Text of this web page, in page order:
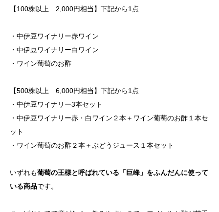
【100株以上 2,000円相当】下記から1点
・中伊豆ワイナリー赤ワイン
・中伊豆ワイナリー白ワイン
・ワイン葡萄のお酢
【500株以上 6,000円相当】下記から1点
・中伊豆ワイナリー3本セット
・中伊豆ワイナリー赤・白ワイン２本＋ワイン葡萄のお酢１本セ
ット
・ワイン葡萄のお酢２本＋ぶどうジュース１本セット
いずれも葡萄の王様と呼ばれている「巨峰」をふんだんに使って
いる商品です。